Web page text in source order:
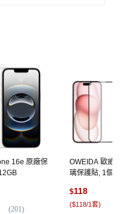
16e 原廠保
(201)
OWEIDA 歐威
璃保護貼, 1個
$118
($118/1套)